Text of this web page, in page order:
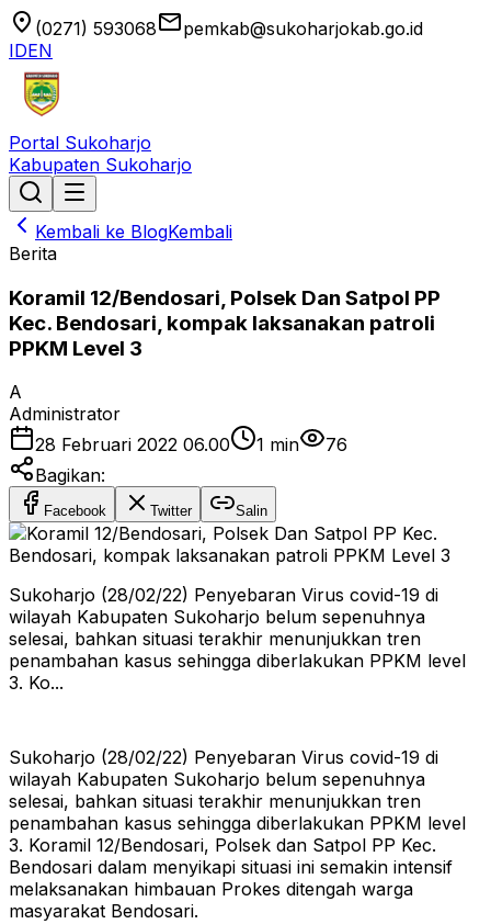
location_on (0271) 593068emailpemkab@sukoharjokab.go.id
IDEN
Portal Sukoharjo
Kabupaten Sukoharjo
Kembali ke BlogKembali
Berita
Koramil 12/Bendosari, Polsek Dan Satpol PP
Kec. Bendosari, kompak laksanakan patroli
PPKM Level 3
A
Administrator
28 Februari 2022 06.00
1 min
76
Bagikan:
Facebook Twitter Salin
Sukoharjo (28/02/22) Penyebaran Virus covid-19 di
wilayah Kabupaten Sukoharjo belum sepenuhnya
selesai, bahkan situasi terakhir menunjukkan tren
penambahan kasus sehingga diberlakukan PPKM level
3. Ko...
Sukoharjo (28/02/22) Penyebaran Virus covid-19 di
wilayah Kabupaten Sukoharjo belum sepenuhnya
selesai, bahkan situasi terakhir menunjukkan tren
penambahan kasus sehingga diberlakukan PPKM level
3. Koramil 12/Bendosari, Polsek dan Satpol PP Kec.
Bendosari dalam menyikapi situasi ini semakin intensif
melaksanakan himbauan Prokes ditengah warga
masyarakat Bendosari.